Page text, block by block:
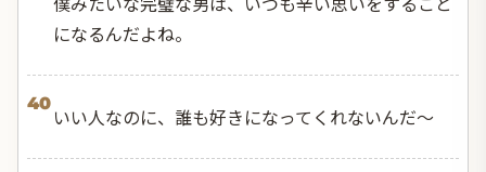
になるんだよね。
40
いい人なのに、誰も好きになってくれないんだ～